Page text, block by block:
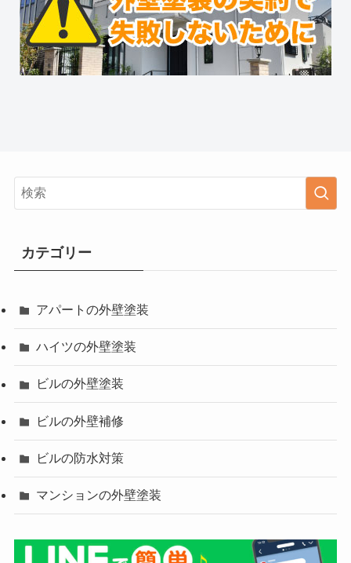
カテゴリー
アパートの外壁塗装
ハイツの外壁塗装
ビルの外壁塗装
ビルの外壁補修
ビルの防水対策
マンションの外壁塗装